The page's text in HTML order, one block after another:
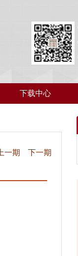
下载中心
上一期 下一期